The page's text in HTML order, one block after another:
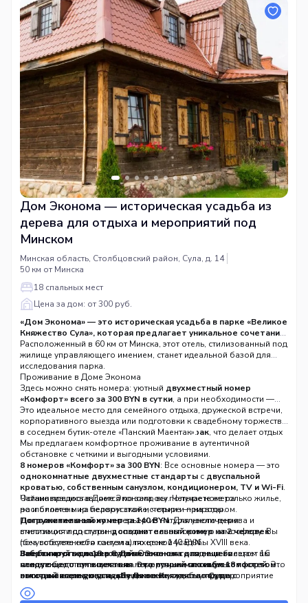
Дом Эконома — историческая усадьба из
дерева для отдыха и мероприятий под
Минском
Минская область, Столбцовский район, Сула, д. 14
50 км от Минска
18 спальных мест
Цена за дом: от 300 руб.
«Дом Эконома» — это историческая усадьба в парке «Великое
Княжество Сула», которая предлагает уникальное сочетание
атмосферы прошлого, современного комфорта и доступных
цен.
Расположенный в 60 км от Минска, этот отель, стилизованный под
жилище управляющего имением, станет идеальной базой для
исследования парка.
Проживание в Доме Эконома
Здесь можно снять номера: уютный двухместный номер
«Комфорт» всего за 300 BYN в сутки, а при необходимости —
арендовать все 8 основных и 1 дополнительный номер для
компании до 18 человек.В стоимость любого номера уже
включены входные билеты в парк и завтрак, что делает отдых
выгодным и продуманным.
Это идеальное место для семейного отдыха, дружеской встречи,
корпоративного выезда или подготовки к свадебному торжеству
в соседнем бутик-отеле «Панский Маентак».
Мы предлагаем комфортное проживание в аутентичной
обстановке с четкими и выгодными условиями.
8 номеров «Комфорт» за 300 BYN: Все основные номера — это
однокомнатные двухместные стандарты с двуспальной
кроватью, собственным санузлом, кондиционером, TV и Wi-Fi.
Чайник предоставляется по запросу. Четыре номера
расположены на первом этаже, четыре — на втором.
Дополнительный номер за 140 BYN: Для увеличения
вместимости доступендополнительный номер на 2 человек
(без собственного санузла) по цене 140 BYN.
Вместимость до 18 гостей: Основная гостиница вмещает 16
человек, с дополнительным номером —максимум 18 гостей. Это
отличный вариант для аренды всей усадьбы под мероприятие
или отдых большой дружной компанией.
Прозрачное бронирование
Остановившись в Доме Эконома, вы получаете не только жилье,
но и билет в мир белорусской истории и природы.
Погружение в эпоху: интерьер из натурального дерева и
стилизация под старину создают неповторимую атмосферу. Вы
почувствуете себя гостем шляхетской усадьбы XVIII века.
Все богатства парка Сула включены: с входным билетом вы
можете бесплатно гулять по территории, посещать
восстановленную усадьбу Ленских, гулять упруда с
реликтовыми деревьями
Мир активного отдыха
Забронируйте номер в Доме Эконома для вашего
следующего путешествия. Это лучший способ с комфортом и
выгодой исследовать «Великое Княжество Сула»,
проникнуться духом истории и создать незабываемые
воспоминания с близкими.